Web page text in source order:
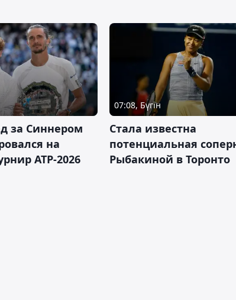
за Синнером
на
ATP-2026
07:08, Бүгін
Cтала известна
потенциальная
Рыбакиной в Торонто